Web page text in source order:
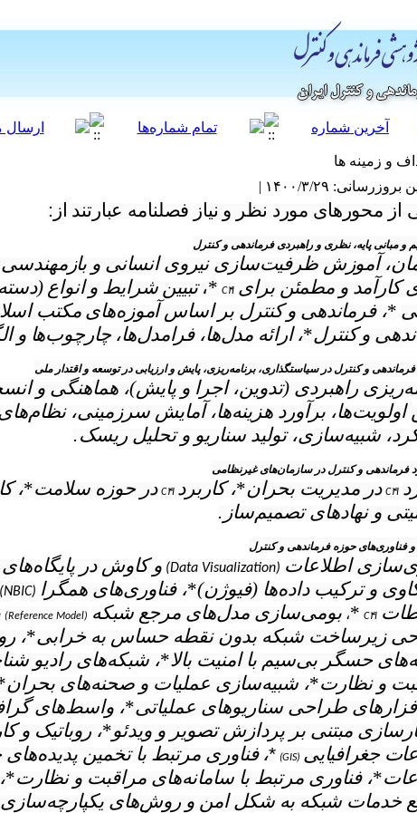
و زمینه ها
۱۴۰۰/۳/۲۹ |
از محورهای مورد نظر و نیاز فصلنامه عبارتند از :
و مبانی پایه، نظری و راهبردی فرماندهی و کنترل
آموزش ظرفیت‌سازی نیروی انسانی و بازمهندسی
کارآمد و مطمئن برای C۴I *، تبیین شرایط و انواع
*، فرماندهی و کنترل بر اساس آموزه‌های مکتب
و کنترل*، ارائه مدل‌ها، فرامدل‌ها، چارچوب‌ها و
و کنترل در سیاستگذاری، برنامه‌ریزی، پایش و ارزیابی در توسعه و اقتدار ملی
راهبردی (تدوین، اجرا و پایش)، هماهنگی و
اولویت‌ها، برآورد هزینه‌ها، آمایش سرزمینی،
شبیه‌سازی، تولید سناریو و تحلیل ریسک.
فرماندهی و کنترل در سازمان‌های غیرنظامی
C۴I در مدیریت بحران*، کاربرد C۴I در حوزه سلامت*،
و نهادهای تصمیم‌ساز .
فناوری‌های حوزه فرماندهی و کنترل
اطلاعات (Data Visualization) و کاوش در پایگاه‌های
و ترکیب داده‌ها (فیوژن)*، فناوری‌های همگرا (NBIC)
C۴I *، بومی‌سازی مدل‌های مرجع شبکه (Reference Model)
زیرساخت شبکه بدون نقطه حساس به خرابی*،
حسگر بی‌سیم با امنیت بالا*، شبکه‌های رادیو
و نظارت*، شبیه‌سازی عملیات و صحنه‌های بحران
طراحی سناریو‌های عملیاتی*، واسط‌های
مبتنی بر پردازش تصویر و ویدئو*، روباتیک و
جغرافیایی (GIS)
*، فناوری مرتبط با تخمین
*،‌ فناوری مرتبط با سامانه‌های مراقبت و نظارت*
خدمات شبکه به شکل امن و روش‌های یکپارچه‌سازی